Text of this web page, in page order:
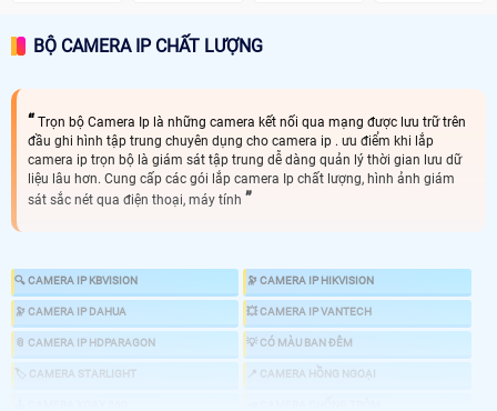
BỘ CAMERA IP CHẤT LƯỢNG
Trọn bộ Camera Ip là những camera kết nối qua mạng được lưu trữ trên
đầu ghi hình tập trung chuyên dụng cho camera ip . ưu điểm khi lắp
camera ip trọn bộ là giám sát tập trung dễ dàng quản lý thời gian lưu dữ
liệu lâu hơn. Cung cấp các gói lắp camera Ip chất lượng, hình ảnh giám
sát sắc nét qua điện thoại, máy tính
🔍 CAMERA IP KBVISION 🔭 CAMERA IP HIKVISION
🔭 CAMERA IP DAHUA 💥 CAMERA IP VANTECH
📎 CAMERA IP HDPARAGON 💡 CÓ MÀU BAN ĐÊM
🏷 CAMERA STARLIGHT 📍 CAMERA HỒNG NGOẠI